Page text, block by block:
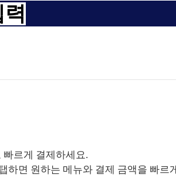
빠르게 결제하세요.
하면 원하는 메뉴와 결제 금액을 빠르게